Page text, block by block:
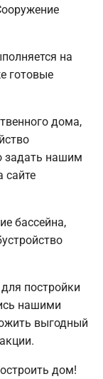
на
готовые
дома,
задать нашим
сайте
бассейна,
постройки
нашими
выгодный
дом!